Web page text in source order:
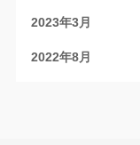
2023年3月
2022年8月